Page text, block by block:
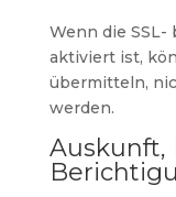
Wenn die SSL-
aktiviert ist,
übermitteln,
werden.
Auskunft,